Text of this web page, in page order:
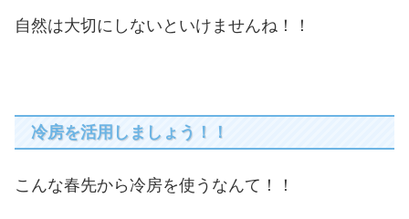
自然は大切にしないといけませんね！！
冷房を活用しましょう！！
こんな春先から冷房を使うなんて！！